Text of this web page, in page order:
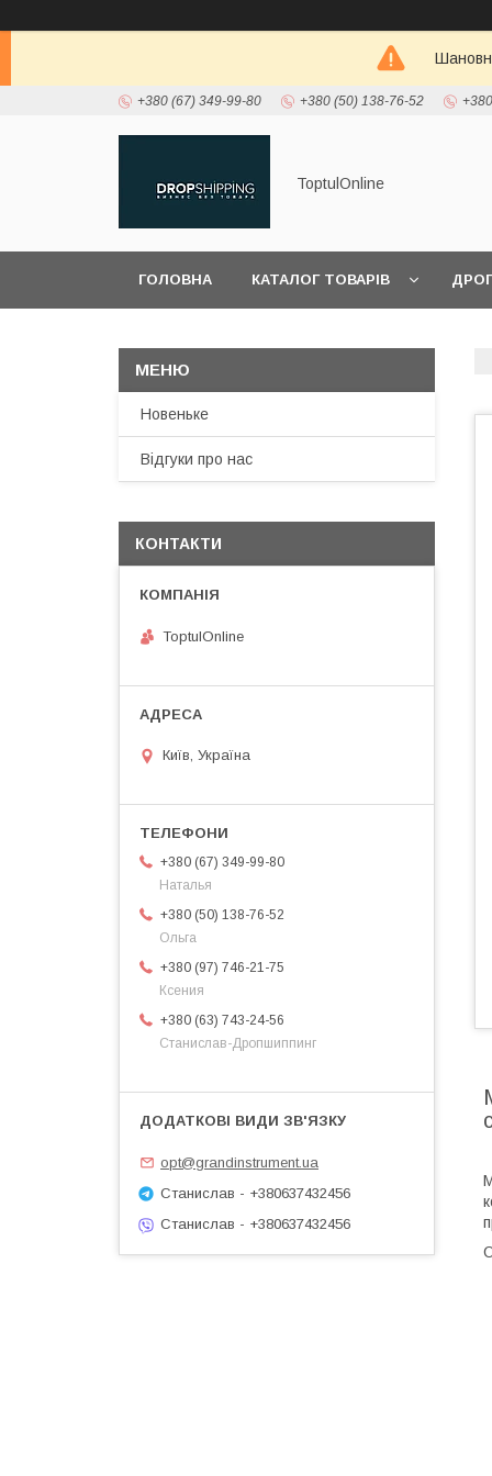
+380 (67) 349-99-80 +380 (50) 138-76-52
ToptulOnline
ГОЛОВНА КАТАЛОГ ТОВАРІВ
Новеньке
Відгуки про нас
КОНТАКТИ
ToptulOnline
Київ, Україна
+380 (67) 349-99-80
Наталья
+380 (50) 138-76-52
Ольга
+380 (97) 746-21-75
Ксения
+380 (63) 743-24-56
Станислав-Дропшиппинг
opt@grandinstrument.ua
Станислав - +380637432456
Станислав - +380637432456